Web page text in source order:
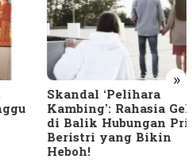
»
Skandal ‘Pelihara
Kambing’: Rahasia Gelap
di Balik Hubungan Pria
Beristri yang Bikin
Heboh!